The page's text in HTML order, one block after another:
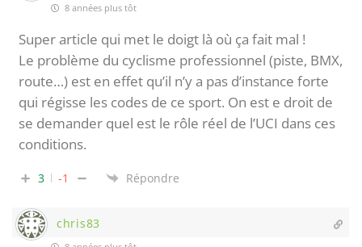
8 années plus tôt
Super article qui met le doigt là où ça fait mal !
Le problème du cyclisme professionnel (piste, BMX,
route…) est en effet qu’il n’y a pas d’instance forte
qui régisse les codes de ce sport. On est e droit de
se demander quel est le rôle réel de l’UCI dans ces
conditions.
3 -1 Répondre
chris83